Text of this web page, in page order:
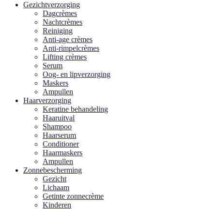
Gezichtverzorging
Dagcrèmes
Nachtcrèmes
Reiniging
Anti-age crèmes
Anti-rimpelcrèmes
Lifting crèmes
Serum
Oog- en lipverzorging
Maskers
Ampullen
Haarverzorging
Keratine behandeling
Haaruitval
Shampoo
Haarserum
Conditioner
Haarmaskers
Ampullen
Zonnebescherming
Gezicht
Lichaam
Getinte zonnecrème
Kinderen